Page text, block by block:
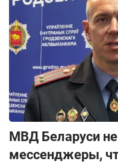
МВД Беларуси не
мессенджеры,